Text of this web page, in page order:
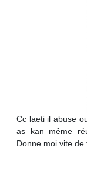
Cc laeti il abuse
as kan même
Donne moi vite